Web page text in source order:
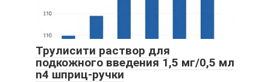
Трулисити раствор для
подкожного введения 1,5 мг/0,5 мл
n4 шприц-ручки